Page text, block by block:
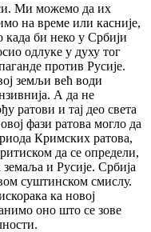
Ми можемо да их
на време или касније,
би неко у Србији
одлуке у духу тог
против Русије.
земљи већ води
А да не
ратови и тај део света
фази ратова могло да
Кримских ратова,
да се определи,
и Русије. Србија
суштинском смислу.
ка новој
оно што се зове